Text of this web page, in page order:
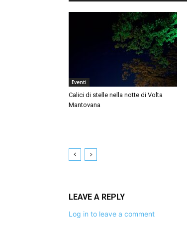
Eventi
Calici di stelle nella notte di Volta
Mantovana
LEAVE A REPLY
Log in to leave a comment